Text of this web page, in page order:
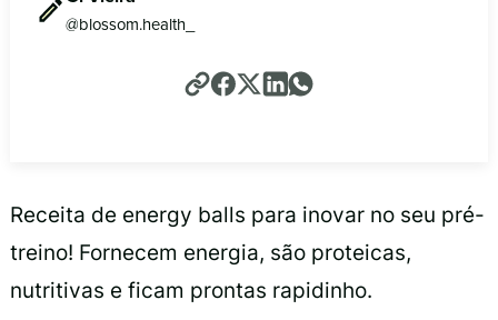
@blossom.health_
Receita de energy balls para inovar no seu pré-
treino! Fornecem energia, são proteicas,
nutritivas e ficam prontas rapidinho.